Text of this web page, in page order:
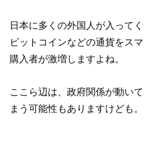
日本に多くの外国人が入って
ビットコインなどの通貨をスマ
購入者が激増しますよね。
ここら辺は、政府関係が動い
まう可能性もありますけども。